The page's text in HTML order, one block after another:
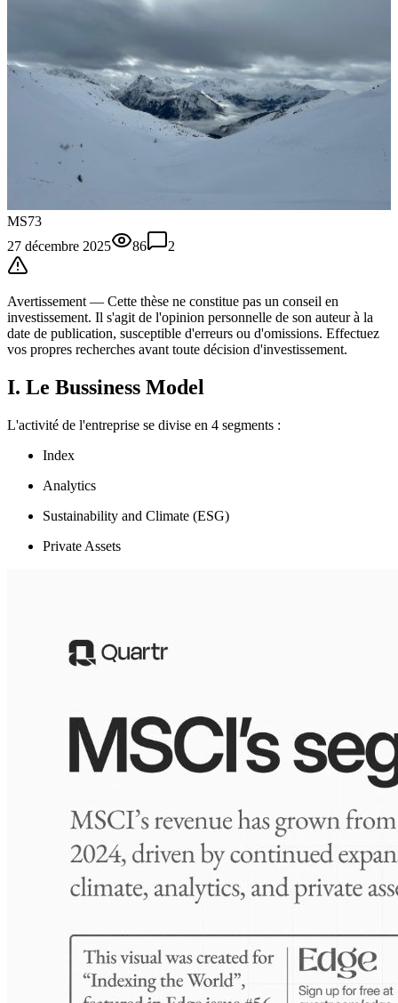
MS73
27 décembre 2025
86 2
Avertissement — Cette thèse ne constitue pas un conseil en
investissement. Il s'agit de l'opinion personnelle de son auteur à la
date de publication, susceptible d'erreurs ou d'omissions. Effectuez
vos propres recherches avant toute décision d'investissement.
I. Le Bussiness Model
L'activité de l'entreprise se divise en 4 segments :
Index
Analytics
Sustainability and Climate (ESG)
Private Assets